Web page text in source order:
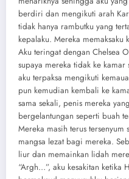
berdiri dan mengikuti arah
tidak hanya rambutku yang
kepalaku. Mereka memaksaku
Aku teringat dengan Chelsea
supaya mereka tidak ke
aku terpaksa mengikuti
pun kemudian kembali ke
sama sekali, penis mereka
bergelantungan seperti buah
Mereka masih terus tersenyum
mangsa lezat bagi mereka.
liur dan memainkan lidah
“Argh…”, aku kesakitan ketika